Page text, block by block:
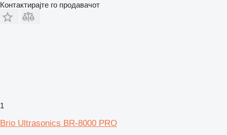
Контактирајте го продавачот
1
Brio Ultrasonics BR-8000 PRO